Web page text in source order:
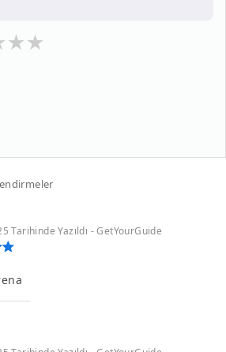
3
2
Tarihinde Yazıldı - GetYourGuide